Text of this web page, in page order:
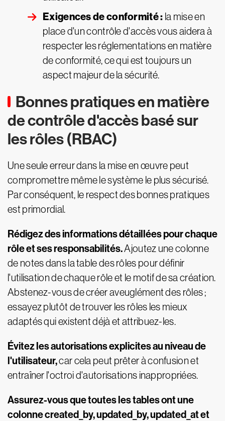
Exigences de conformité : la mise en
place d'un contrôle d'accès vous aidera à
respecter les réglementations en matière
de conformité, ce qui est toujours un
aspect majeur de la sécurité.
Bonnes pratiques en matière
de contrôle d'accès basé sur
les rôles (RBAC)
Une seule erreur dans la mise en œuvre peut
compromettre même le système le plus sécurisé.
Par conséquent, le respect des bonnes pratiques
est primordial.
Rédigez des informations détaillées pour chaque
rôle et ses responsabilités.Ajoutez une colonne
de notes dans la table des rôles pour définir
l'utilisation de chaque rôle et le motif de sa création.
Abstenez-vous de créer aveuglément des rôles ;
essayez plutôt de trouver les rôles les mieux
adaptés qui existent déjà et attribuez-les.
Évitez les autorisations explicites au niveau de
l'utilisateur,car cela peut prêter à confusion et
entraîner l'octroi d'autorisations inappropriées.
Assurez-vous que toutes les tables ont une
colonne created_by, updated_by, updated_at et